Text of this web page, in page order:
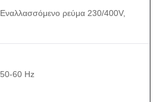
Εναλλασσόμενο ρεύμα 230/400V,
50-60 Hz